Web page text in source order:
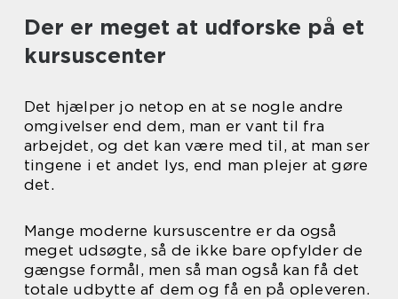
Der er meget at udforske på et
kursuscenter
Det hjælper jo netop en at se nogle andre
omgivelser end dem, man er vant til fra
arbejdet, og det kan være med til, at man ser
tingene i et andet lys, end man plejer at gøre
det.
Mange moderne kursuscentre er da også
meget udsøgte, så de ikke bare opfylder de
gængse formål, men så man også kan få det
totale udbytte af dem og få en på opleveren.